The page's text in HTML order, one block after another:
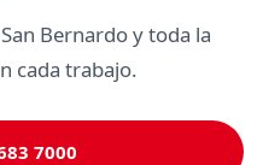
Bernardo y toda la
cada trabajo.
7000